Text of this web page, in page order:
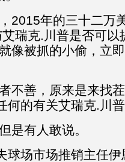
2015年的三十二万
瑞克.川普是否可以
像被抓的小偷，立
不善，原来是来找
何的有关艾瑞克.川
是有人敢说。
球场市场推销主任